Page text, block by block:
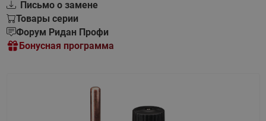
Письмо о замене
Товары серии
Форум Ридан Профи
Бонусная программа